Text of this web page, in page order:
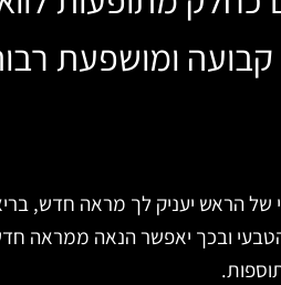
קבועה ומושפעת
של הראש יעניק לך מראה חדש,
ובכך יאפשר הנאה ממראה